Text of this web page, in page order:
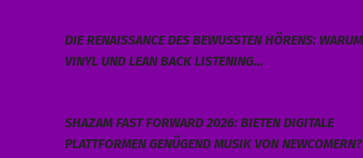
DIE RENAISSANCE DES BEWUSSTEN HÖRENS: WARUM
VINYL UND LEAN BACK LISTENING…
SHAZAM FAST FORWARD 2026: BIETEN DIGITALE
PLATTFORMEN GENÜGEND MUSIK VON NEWCOMERN?